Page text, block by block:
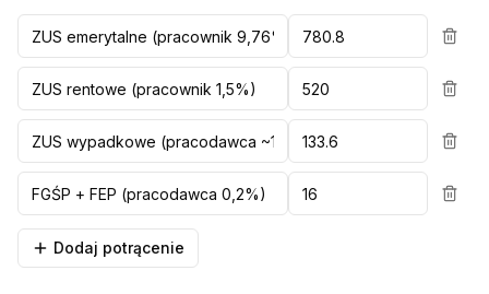
Dodaj potrącenie